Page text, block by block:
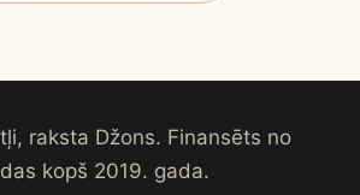
raksta Džons. Finansēts no
kopš 2019. gada.